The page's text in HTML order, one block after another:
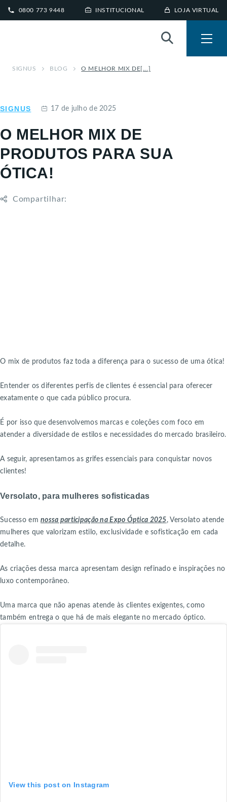
0800 773 9448 INSTITUCIONAL LOJA VIRTUAL
SIGNUS BLOG O MELHOR MIX DE[...]
SIGNUS 17 de julho de 2025
O MELHOR MIX DE
PRODUTOS PARA SUA
ÓTICA!
Compartilhar:
O mix de produtos faz toda a diferença para o sucesso de uma ótica!
Entender os diferentes perfis de clientes é essencial para oferecer
exatamente o que cada público procura.
É por isso que desenvolvemos marcas e coleções com foco em
atender a diversidade de estilos e necessidades do mercado brasileiro.
A seguir, apresentamos as grifes essenciais para conquistar novos
clientes!
Versolato, para mulheres sofisticadas
Sucesso emnossa participação na Expo Óptica 2025 , Versolato atende
mulheres que valorizam estilo, exclusividade e sofisticação em cada
detalhe.
As criações dessa marca apresentam design refinado e inspirações no
luxo contemporâneo.
Uma marca que não apenas atende às clientes exigentes, como
também entrega o que há de mais elegante no mercado óptico.
View this post on Instagram